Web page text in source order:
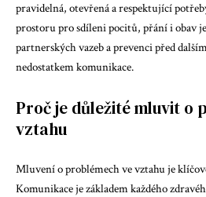
pravidelná, otevřená a respektující
prostoru pro sdíleni pocitů, přání i obav
partnerských vazeb a prevenci před
nedostatkem komunikace.
Proč je důležité mluvit o
vztahu
Mluvení o problémech ve vztahu je
Komunikace je základem každého